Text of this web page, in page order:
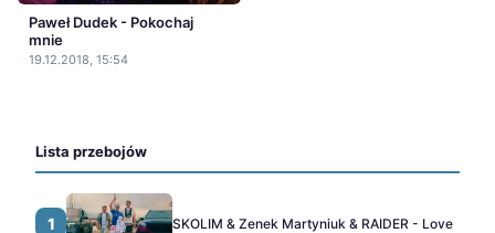
Paweł Dudek - Pokochaj
mnie
19.12.2018, 15:54
Lista przebojów
1 SKOLIM & Zenek Martyniuk & RAIDER - Love